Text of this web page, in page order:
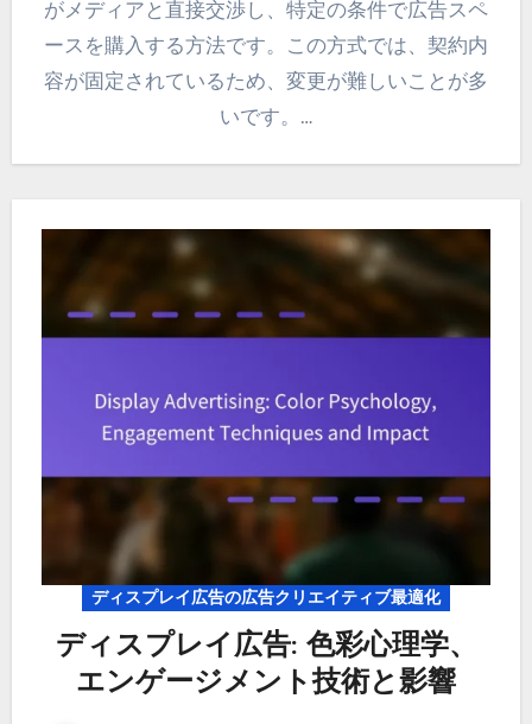
がメディアと直接交渉し、特定の条件で広告スペ
ースを購入する方法です。この方式では、契約内
容が固定されているため、変更が難しいことが多
いです。…
ディスプレイ広告の広告クリエイティブ最適化
ディスプレイ広告: 色彩心理学、
エンゲージメント技術と影響